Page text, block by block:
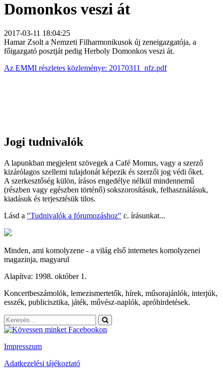
Domonkos veszi át
2017-03-11 18:04:25
Hamar Zsolt a Nemzeti Filharmonikusok új zeneigazgatója, a
főigazgató posztját pedig Herboly Domonkos veszi át.
Az EMMI részletes közleménye: 20170311_nfz.pdf
Jogi tudnivalók
A lapunkban megjelent szövegek a Café Momus, vagy a szerző
kizárólagos szellemi tulajdonát képezik és szerzői jog védi őket.
A szerkesztőség külön, írásos engedélye nélkül mindennemű
(részben vagy egészben történő) sokszorosításuk, felhasználásuk,
kiadásuk és terjesztésük tilos.
Lásd a "Tudnivalók a fórumozáshoz" c. írásunkat...
Minden, ami komolyzene - a világ első internetes komolyzenei
magazinja, magyarul
Alapítva: 1998. október 1.
Koncertbeszámolók, lemezismertetők, hírek, műsorajánlók, interjúk,
esszék, publicisztika, játék, művész-naplók, apróhirdetések.
Impresszum
Adatkezelési tájékoztató